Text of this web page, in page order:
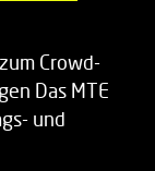
Crowd-
Das MTE
und